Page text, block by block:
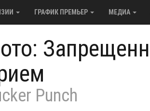
ГРАФИК ПРЕМЬЕР МЕДИА
Punch